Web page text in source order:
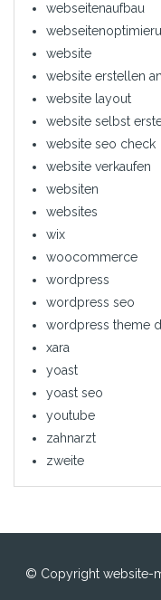
webseitenaufbau
website
website erstellen
website layout
website selbst
website seo check
website verkaufen
websiten
websites
wix
woocommerce
wordpress
wordpress seo
wordpress theme
xara
yoast
yoast seo
youtube
zahnarzt
zweite
© Copyright website-